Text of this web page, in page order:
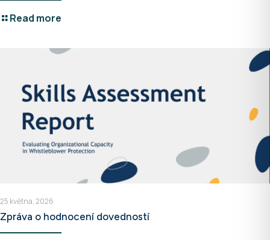
Read more
25 května, 2026
Zpráva o hodnocení dovedností